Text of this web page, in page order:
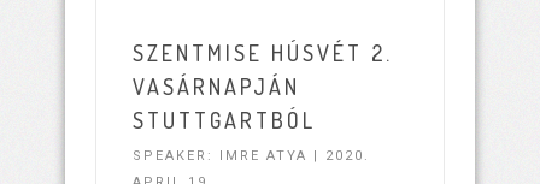
SZENTMISE HÚSVÉT 2.
VASÁRNAPJÁN
STUTTGARTBÓL
SPEAKER: IMRE ATYA | 2020.